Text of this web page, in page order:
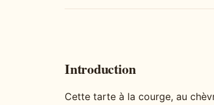
Introduction
Cette tarte à la courge, au